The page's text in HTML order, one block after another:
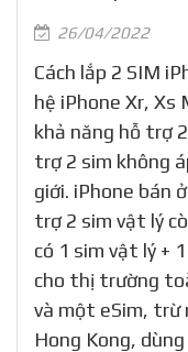
26/04/2022
Cách lắp 2 SIM
hệ iPhone Xr, Xs
khả năng hỗ trợ
trợ 2 sim không
giới. iPhone bán
trợ 2 sim vật lý
có 1 sim vật lý +
cho thị trường
và một eSim, trừ
Hong Kong,